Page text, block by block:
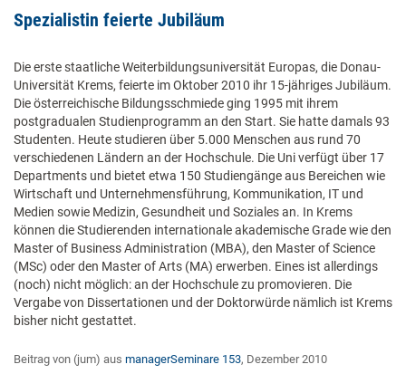
Spezialistin feierte Jubiläum
Die erste staatliche Weiterbildungsuniversität Europas, die Donau-
Universität Krems, feierte im Oktober 2010 ihr 15-jähriges Jubiläum.
Die österreichische Bildungsschmiede ging 1995 mit ihrem
postgradualen Studienprogramm an den Start. Sie hatte damals 93
Studenten. Heute studieren über 5.000 Menschen aus rund 70
verschiedenen Ländern an der Hochschule. Die Uni verfügt über 17
Departments und bietet etwa 150 Studiengänge aus Bereichen wie
Wirtschaft und Unternehmensführung, Kommunikation, IT und
Medien sowie Medizin, Gesundheit und Soziales an. In Krems
können die Studierenden internationale akademische Grade wie den
Master of Business Administration (MBA), den Master of Science
(MSc) oder den Master of Arts (MA) erwerben. Eines ist allerdings
(noch) nicht möglich: an der Hochschule zu promovieren. Die
Vergabe von Dissertationen und der Doktorwürde nämlich ist Krems
bisher nicht gestattet.
Beitrag von (jum) aus managerSeminare 153, Dezember 2010